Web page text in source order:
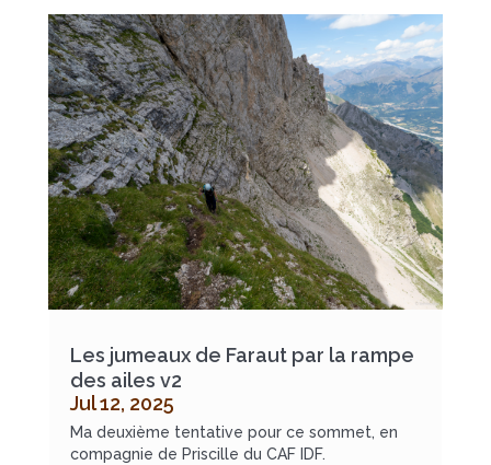
Les jumeaux de Faraut par la rampe
des ailes v2
Jul 12, 2025
Ma deuxième tentative pour ce sommet, en
compagnie de Priscille du CAF IDF.